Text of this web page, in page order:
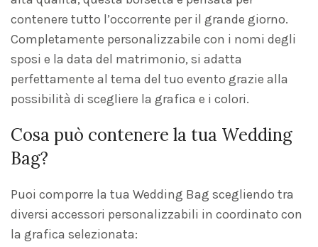
contenere tutto l’occorrente per il grande giorno.
Completamente personalizzabile con i nomi degli
sposi e la data del matrimonio, si adatta
perfettamente al tema del tuo evento grazie alla
possibilità di scegliere la grafica e i colori.
Cosa può contenere la tua Wedding
Bag?
Puoi comporre la tua Wedding Bag scegliendo tra
diversi accessori personalizzabili in coordinato con
la grafica selezionata: